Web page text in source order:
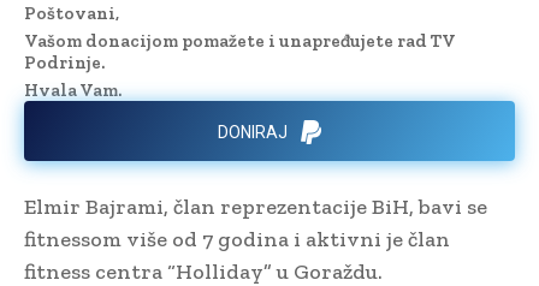
Poštovani,
Vašom donacijom pomažete i unapređujete rad TV
Podrinje.
Hvala Vam.
DONIRAJ
Elmir Bajrami, član reprezentacije BiH, bavi se
fitnessom više od 7 godina i aktivni je član
fitness centra “Holliday” u Goraždu.